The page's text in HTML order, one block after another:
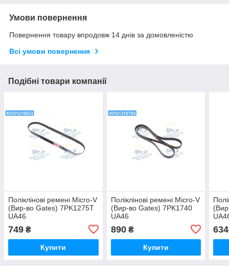
Умови повернення
Повернення товару впродовж 14 днів за домовленістю
Всі умови повернення
Подібні товари компанії
Поліклінові ремені Micro-V
(Вир-во Gates) 7PK1275T
UA46
749 ₴
Купити
Поліклінові ремені Micro-V
(Вир-во Gates) 7PK1740
UA46
890₴
Купити
634